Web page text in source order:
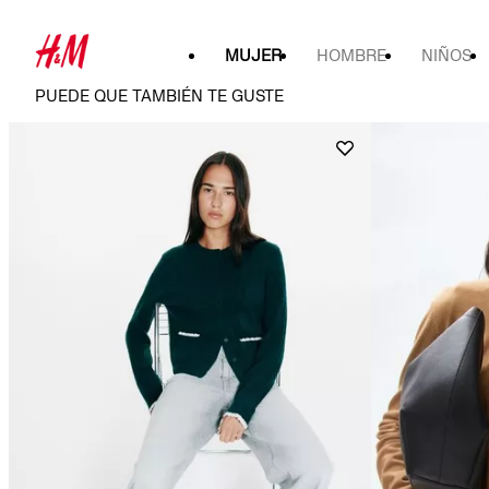
MUJER HOMBRE NIÑOS
PUEDE QUE TAMBIÉN TE GUSTE